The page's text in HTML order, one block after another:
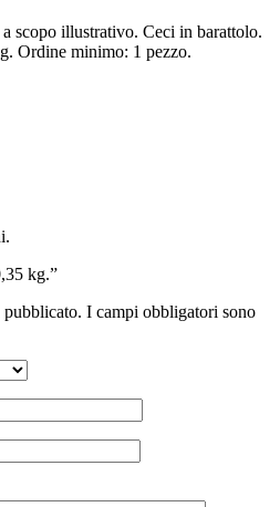
scopo illustrativo. Ceci in barattolo.
Ordine minimo: 1 pezzo.
kg.”
I campi obbligatori sono